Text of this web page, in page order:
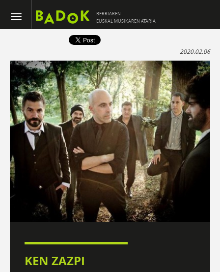
BERRIAREN
EUSKAL MUSIKAREN ATARIA
2020.02.06
KEN ZAZPI